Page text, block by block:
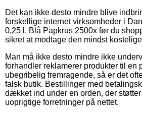
Det kan ikke desto mindre blive
forskellige internet virksomheder i
0,25 l. Blå Papkrus 2500x før du
sikret at modtage den mindst
Man må ikke desto mindre ikke
forhandler reklamerer produkter til en
ubegribelig fremragende, så er det
falsk butik. Bestillinger med
dækket ind under en orden, der
uoprigtige forretninger på nettet.